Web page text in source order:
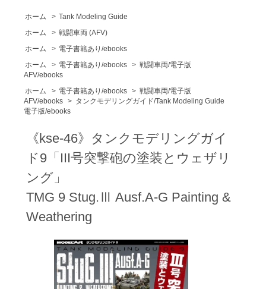
ホーム > Tank Modeling Guide
ホーム
> 戦闘車両 (AFV)
ホーム
> 電子書籍あり/ebooks
ホーム
> 電子書籍あり/ebooks > 戦闘車両/電子版
AFV/ebooks
ホーム
> 電子書籍あり/ebooks > 戦闘車両/電子版
AFV/ebooks > タンクモデリングガイド/Tank Modeling Guide
電子版/ebooks
《kse-46》タンクモデリングガイ
ド9「III号突撃砲の塗装とウェザリ
ング」
TMG 9 Stug.Ⅲ Ausf.A-G Painting &
Weathering